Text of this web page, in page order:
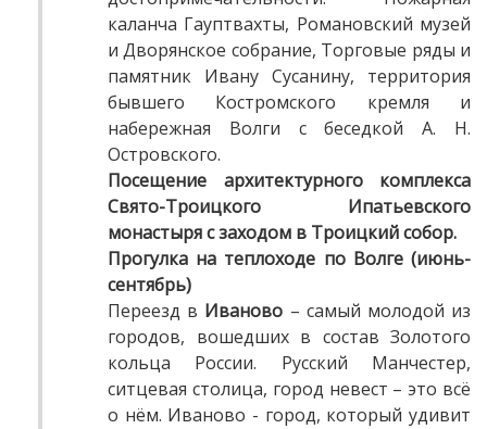
каланча Гауптвахты, Романовский музей
и Дворянское собрание, Торговые ряды и
памятник Ивану Сусанину, территория
бывшего Костромского кремля и
набережная Волги с беседкой А. Н.
Островского.
Посещение архитектурного комплекса
Свято-Троицкого Ипатьевского
монастыря с заходом в Троицкий собор.
Прогулка на теплоходе по Волге (июнь-
сентябрь)
Переезд в Иваново – самый молодой из
городов, вошедших в состав Золотого
кольца России. Русский Манчестер,
ситцевая столица, город невест – это всё
о нём. Иваново - город, который удивит